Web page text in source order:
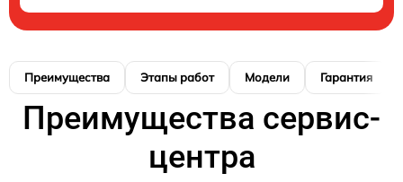
Преимущества Этапы работ Модели Гарантия
Преимущества сервис-
центра